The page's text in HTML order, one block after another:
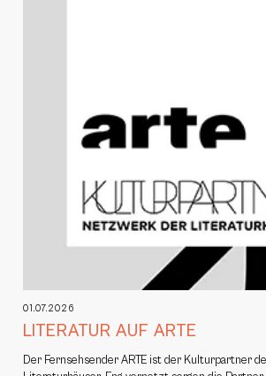
01.07.2026
LITERATUR AUF ARTE
Der Fernsehsender ARTE ist der Kulturpartner